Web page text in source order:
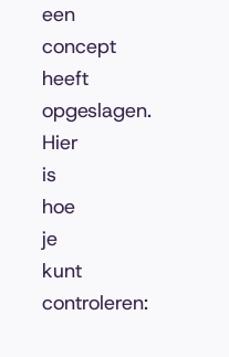
een
concept
heeft
opgeslagen.
Hier
is
hoe
je
kunt
controleren: